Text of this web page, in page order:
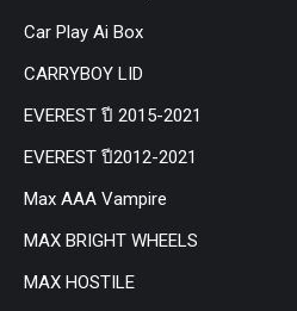
Car Play Ai Box
CARRYBOY LID
EVEREST ปี 2015-2021
EVEREST ปี2012-2021
Max AAA Vampire
MAX BRIGHT WHEELS
MAX HOSTILE